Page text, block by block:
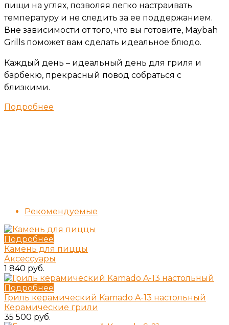
пищи на углях, позволяя легко настраивать
температуру и не следить за ее поддержанием.
Вне зависимости от того, что вы готовите, Maybah
Grills поможет вам сделать идеальное блюдо.
Каждый день – идеальный день для гриля и
барбекю, прекрасный повод собраться с
близкими.
Подробнее
Рекомендуемые
Подробнее
Камень для пиццы
Аксессуары
1 840 руб.
Подробнее
Гриль керамический Kamado A-13 настольный
Керамические грили
35 500 руб.